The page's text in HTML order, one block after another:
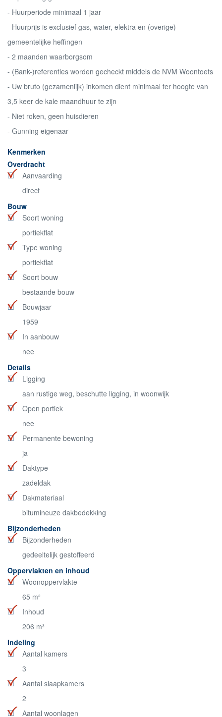
- Huurperiode minimaal 1 jaar
- Huurprijs is exclusief gas, water, elektra en (overige)
gemeentelijke heffingen
- 2 maanden waarborgsom
- (Bank-)referenties worden gecheckt middels de NVM Woontoets
- Uw bruto (gezamenlijk) inkomen dient minimaal ter hoogte van
3,5 keer de kale maandhuur te zijn
- Niet roken, geen huisdieren
- Gunning eigenaar
Kenmerken
Overdracht
Aanvaarding
direct
Bouw
Soort woning
portiekflat
Type woning
portiekflat
Soort bouw
bestaande bouw
Bouwjaar
1959
In aanbouw
nee
Details
Ligging
aan rustige weg, beschutte ligging, in woonwijk
Open portiek
nee
Permanente bewoning
ja
Daktype
zadeldak
Dakmateriaal
bitumineuze dakbedekking
Bijzonderheden
Bijzonderheden
gedeeltelijk gestoffeerd
Oppervlakten en inhoud
Woonoppervlakte
65 m²
Inhoud
206 m³
Indeling
Aantal kamers
3
Aantal slaapkamers
2
Aantal woonlagen